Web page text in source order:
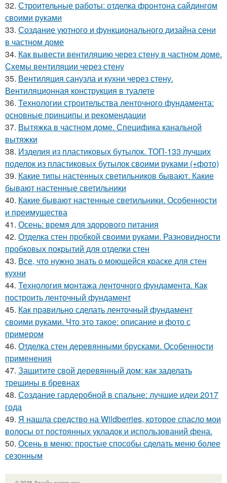
32. Строительные работы: отделка фронтона сайдингом
своими руками
33. Создание уютного и функционального дизайна сени
в частном доме
34. Как вывести вентиляцию через стену в частном доме.
Схемы вентиляции через стену
35. Вентиляция санузла и кухни через стену.
Вентиляционная конструкция в туалете
36. Технологии строительства ленточного фундамента:
основные принципы и рекомендации
37. Вытяжка в частном доме. Специфика канальной
вытяжки
38. Изделия из пластиковых бутылок. ТОП-133 лучших
поделок из пластиковых бутылок своими руками (+фото)
39. Какие типы настенных светильников бывают. Какие
бывают настенные светильники
40. Какие бывают настенные светильники. Особенности
и преимущества
41. Осень: время для здорового питания
42. Отделка стен пробкой своими руками. Разновидности
пробковых покрытий для отделки стен
43. Все, что нужно знать о моющейся краске для стен
кухни
44. Технология монтажа ленточного фундамента. Как
построить ленточный фундамент
45. Как правильно сделать ленточный фундамент
своими руками. Что это такое: описание и фото с
примером
46. Отделка стен деревянными брусками. Особенности
применения
47. Защитите свой деревянный дом: как заделать
трещины в бревнах
48. Создание гардеробной в спальне: лучшие идеи 2017
года
49. Я нашла средство на Wildberries, которое спасло мои
волосы от постоянных укладок и использований фена.
50. Осень в меню: простые способы сделать меню более
сезонным